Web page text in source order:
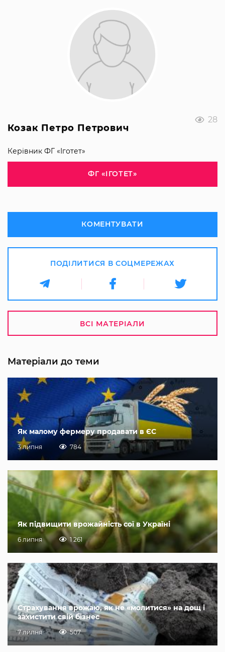
28
Козак Петро Петрович
Керівник ФГ «Іготет»
ФГ «ІГОТЕТ»
КОМЕНТУВАТИ
ПОДІЛИТИСЯ В СОЦМЕРЕЖАХ
ВСІ МАТЕРІАЛИ
Матеріали до теми
Як малому фермеру продавати в ЄС
3 липня 784
Як підвищити врожайність сої в Україні
6 липня 1 261
Страхування врожаю, як не «молитися» на дощ і
захистити свій бізнес
7 липня 507